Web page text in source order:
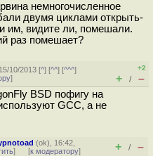
немногочисленное
двумя циклами открыть-
им, видите ли, помешали.
раз помешает?
10/2013 [^] [^^] [^^^]
]
+2
+ / –
BSD пофигу на
GCC, а не
(ok), 16:42,
] [к модератору] + / –